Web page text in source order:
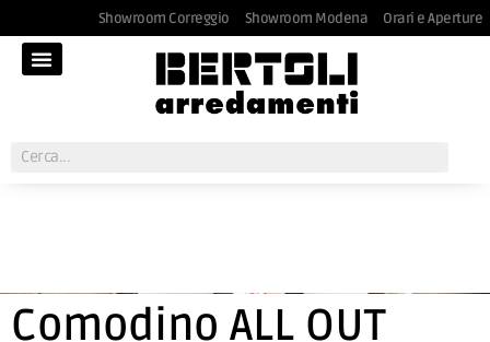
Showroom Correggio Showroom Modena Orari e Aperture
Comodino ALL OUT